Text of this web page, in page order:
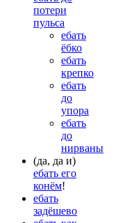
потери
пульса
ебать
ёбко
ебать
крепко
ебать
до
упора
ебать
до
нирваны
(да, да и)
ебать его
конём!
ебать
задёшево